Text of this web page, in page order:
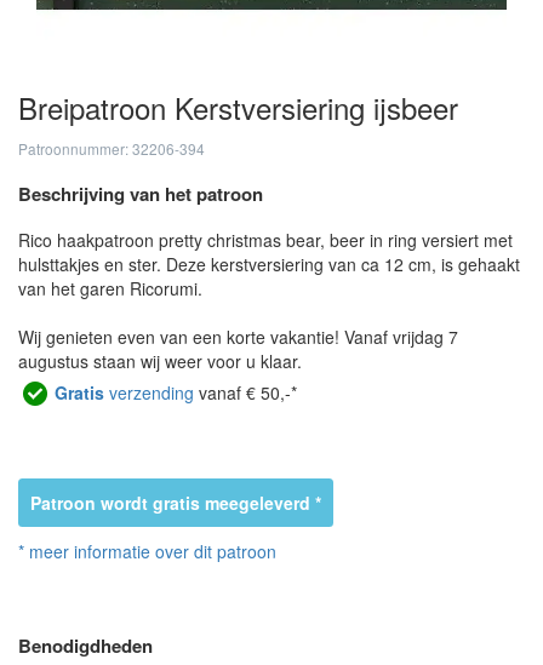
Breipatroon Kerstversiering ijsbeer
Patroonnummer: 32206-394
Beschrijving van het patroon
Rico haakpatroon pretty christmas bear, beer in ring versiert met
hulsttakjes en ster. Deze kerstversiering van ca 12 cm, is gehaakt
van het garen Ricorumi.
Wij genieten even van een korte vakantie! Vanaf vrijdag 7
augustus staan wij weer voor u klaar.
Gratis verzending vanaf € 50,-*
Patroon wordt gratis meegeleverd *
* meer informatie over dit patroon
Benodigdheden